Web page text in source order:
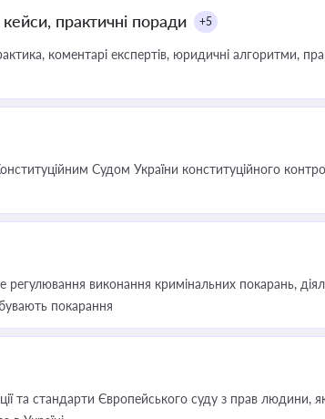
практичні поради +5
коментарі експертів, юридичні алгоритми,
Судом України конституційного
виконання кримінальних покарань,
покарання
та стандарти Європейського суду з прав людини,